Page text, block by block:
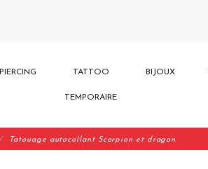
PIERCING TATTOO
TEMPORAIRE
BIJOUX
Tatouage autocollant Scorpion et dragon